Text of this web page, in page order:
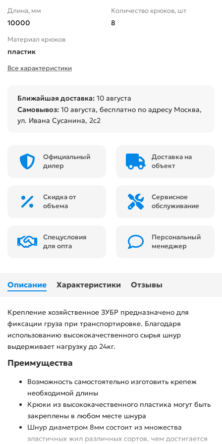
Длина, мм
10000
Количество крюков, шт
8
Материал крюков
пластик
Все характеристики
Ближайшая доставка: 10 августа
Самовывоз: 10 августа, бесплатно по адресу Москва,
ул. Ивана Сусанина, 2с2
Официальный
дилер
Доставка на
объект
Скидка от
объема
Сервисное
обслуживание
Спецусловия
для опта
Персональный
менеджер
Описание Характеристики Отзывы
Крепление хозяйственное ЗУБР предназначено для
фиксации груза при транспортировке. Благодаря
использованию высококачественного сырья шнур
выдерживает нагрузку до 24кг.
Преимущества
Возможность самостоятельно изготовить крепеж
необходимой длины
Крюки из высококачественного пластика могут быть
закреплены в любом месте шнура
Шнур диаметром 8мм состоит из множества
эластичных жил различных сортов, чем достигается